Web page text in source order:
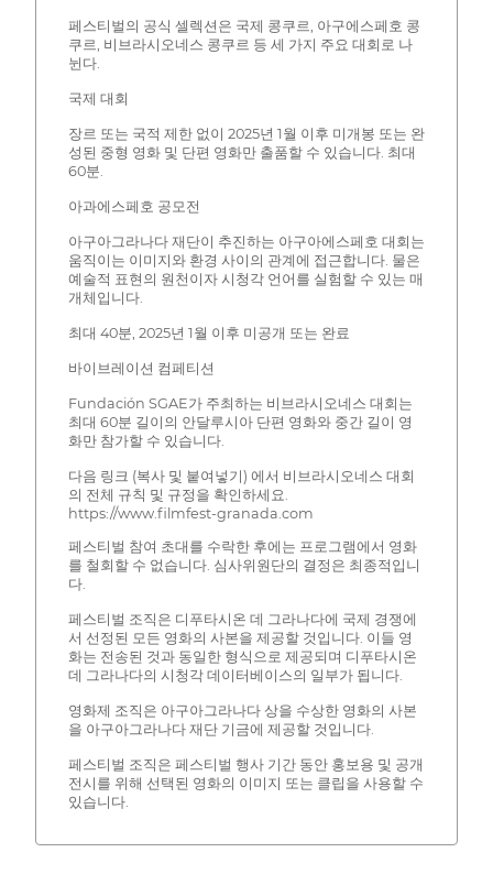
페스티벌의 공식 셀렉션은 국제 콩쿠르, 아구에스페호 콩
쿠르, 비브라시오네스 콩쿠르 등 세 가지 주요 대회로 나
뉜다.
국제 대회
장르 또는 국적 제한 없이 2025년 1월 이후 미개봉 또는 완
성된 중형 영화 및 단편 영화만 출품할 수 있습니다. 최대
60분.
아과에스페호 공모전
아구아그라나다 재단이 추진하는 아구아에스페호 대회는
움직이는 이미지와 환경 사이의 관계에 접근합니다. 물은
예술적 표현의 원천이자 시청각 언어를 실험할 수 있는 매
개체입니다.
최대 40분, 2025년 1월 이후 미공개 또는 완료
바이브레이션 컴페티션
Fundación SGAE가 주최하는 비브라시오네스 대회는
최대 60분 길이의 안달루시아 단편 영화와 중간 길이 영
화만 참가할 수 있습니다.
다음 링크 (복사 및 붙여넣기) 에서 비브라시오네스 대회
의 전체 규칙 및 규정을 확인하세요.
https://www.filmfest-granada.com
페스티벌 참여 초대를 수락한 후에는 프로그램에서 영화
를 철회할 수 없습니다. 심사위원단의 결정은 최종적입니
다.
페스티벌 조직은 디푸타시온 데 그라나다에 국제 경쟁에
서 선정된 모든 영화의 사본을 제공할 것입니다. 이들 영
화는 전송된 것과 동일한 형식으로 제공되며 디푸타시온
데 그라나다의 시청각 데이터베이스의 일부가 됩니다.
영화제 조직은 아구아그라나다 상을 수상한 영화의 사본
을 아구아그라나다 재단 기금에 제공할 것입니다.
페스티벌 조직은 페스티벌 행사 기간 동안 홍보용 및 공개
전시를 위해 선택된 영화의 이미지 또는 클립을 사용할 수
있습니다.